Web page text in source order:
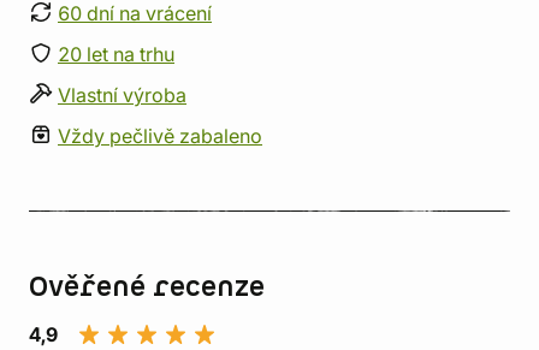
60 dní na vrácení
20 let na trhu
Vlastní výroba
Vždy pečlivě zabaleno
Ověřené recenze
4,9